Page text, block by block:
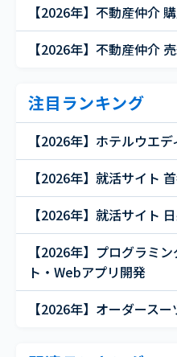
【2026年】不動産仲介
【2026年】不動産仲介
注目ランキング
【2026年】ホテルウエ
【2026年】就活サイト
【2026年】就活サイト
【2026年】プログラミ
ト・Webアプリ開発
【2026年】オーダースー